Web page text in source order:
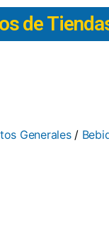
de
Generales/